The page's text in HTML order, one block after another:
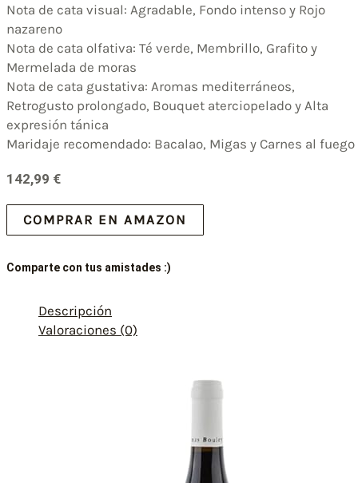
Nota de cata visual: Agradable, Fondo intenso y Rojo
nazareno
Nota de cata olfativa: Té verde, Membrillo, Grafito y
Mermelada de moras
Nota de cata gustativa: Aromas mediterráneos,
Retrogusto prolongado, Bouquet aterciopelado y Alta
expresión tánica
Maridaje recomendado: Bacalao, Migas y Carnes al fuego
142,99 €
COMPRAR EN AMAZON
Comparte con tus amistades :)
Descripción
Valoraciones (0)